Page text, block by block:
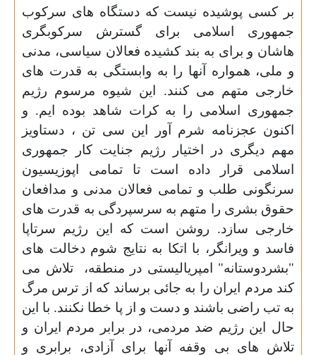
بر کسی پوشیده نیست که دستگاه های سرکوب
جمهوری اسلامی برای گسترش سرکوبگری
هاشان و برای به بند کشیده فعالان سیاسی، مدنی
و ملی، همواره آنها را به وابستگی به قدرت های
خارجی متهم می کنند. این شیوه مرسوم رژیم
جمهوری اسلامی را به کرات شاهد بوده ایم. و
اکنون عجزنامه شرم آور این سی تن ، دستاویز
مهم دیگری در اختیار رژیم جنایت کار جمهوری
اسلامی قرار داده است تا تمامی اپوزیسیون
سرنگونی طلب و تمامی فعالان مدنی و مدافعان
حقوق بشری را متهم به سرسپردگی به قدرت های
خارجی سازد. روشن است که این رژیم سرتاپا
فاسد و ویرانگر، با اتکا به نتایج شوم دخالت های
"بشردوستانه" امپریالیستی در منطقه،
تلاش می
کند مردم ایران را به جائی برساند که از ترس مرگ
به تب راضی باشند و دست و از پا خطا نکنند. با این
حال این رژیم ضد مردمی، در برابر مردم ایران و
تلاش های بی وقفه آنها برای آزادی، برابری و